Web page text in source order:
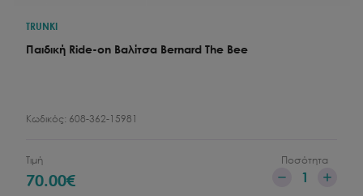
TRUNKI
Παιδική Ride-on Βαλίτσα Bernard The Bee
Κωδικός: 608-362-15981
Τιμή
70.00€
Ποσότητα
1